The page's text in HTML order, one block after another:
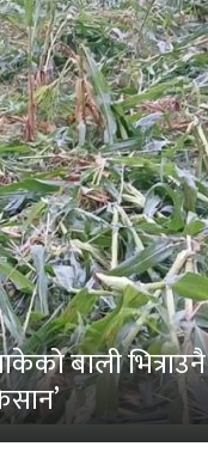
बाली भित्राउनै